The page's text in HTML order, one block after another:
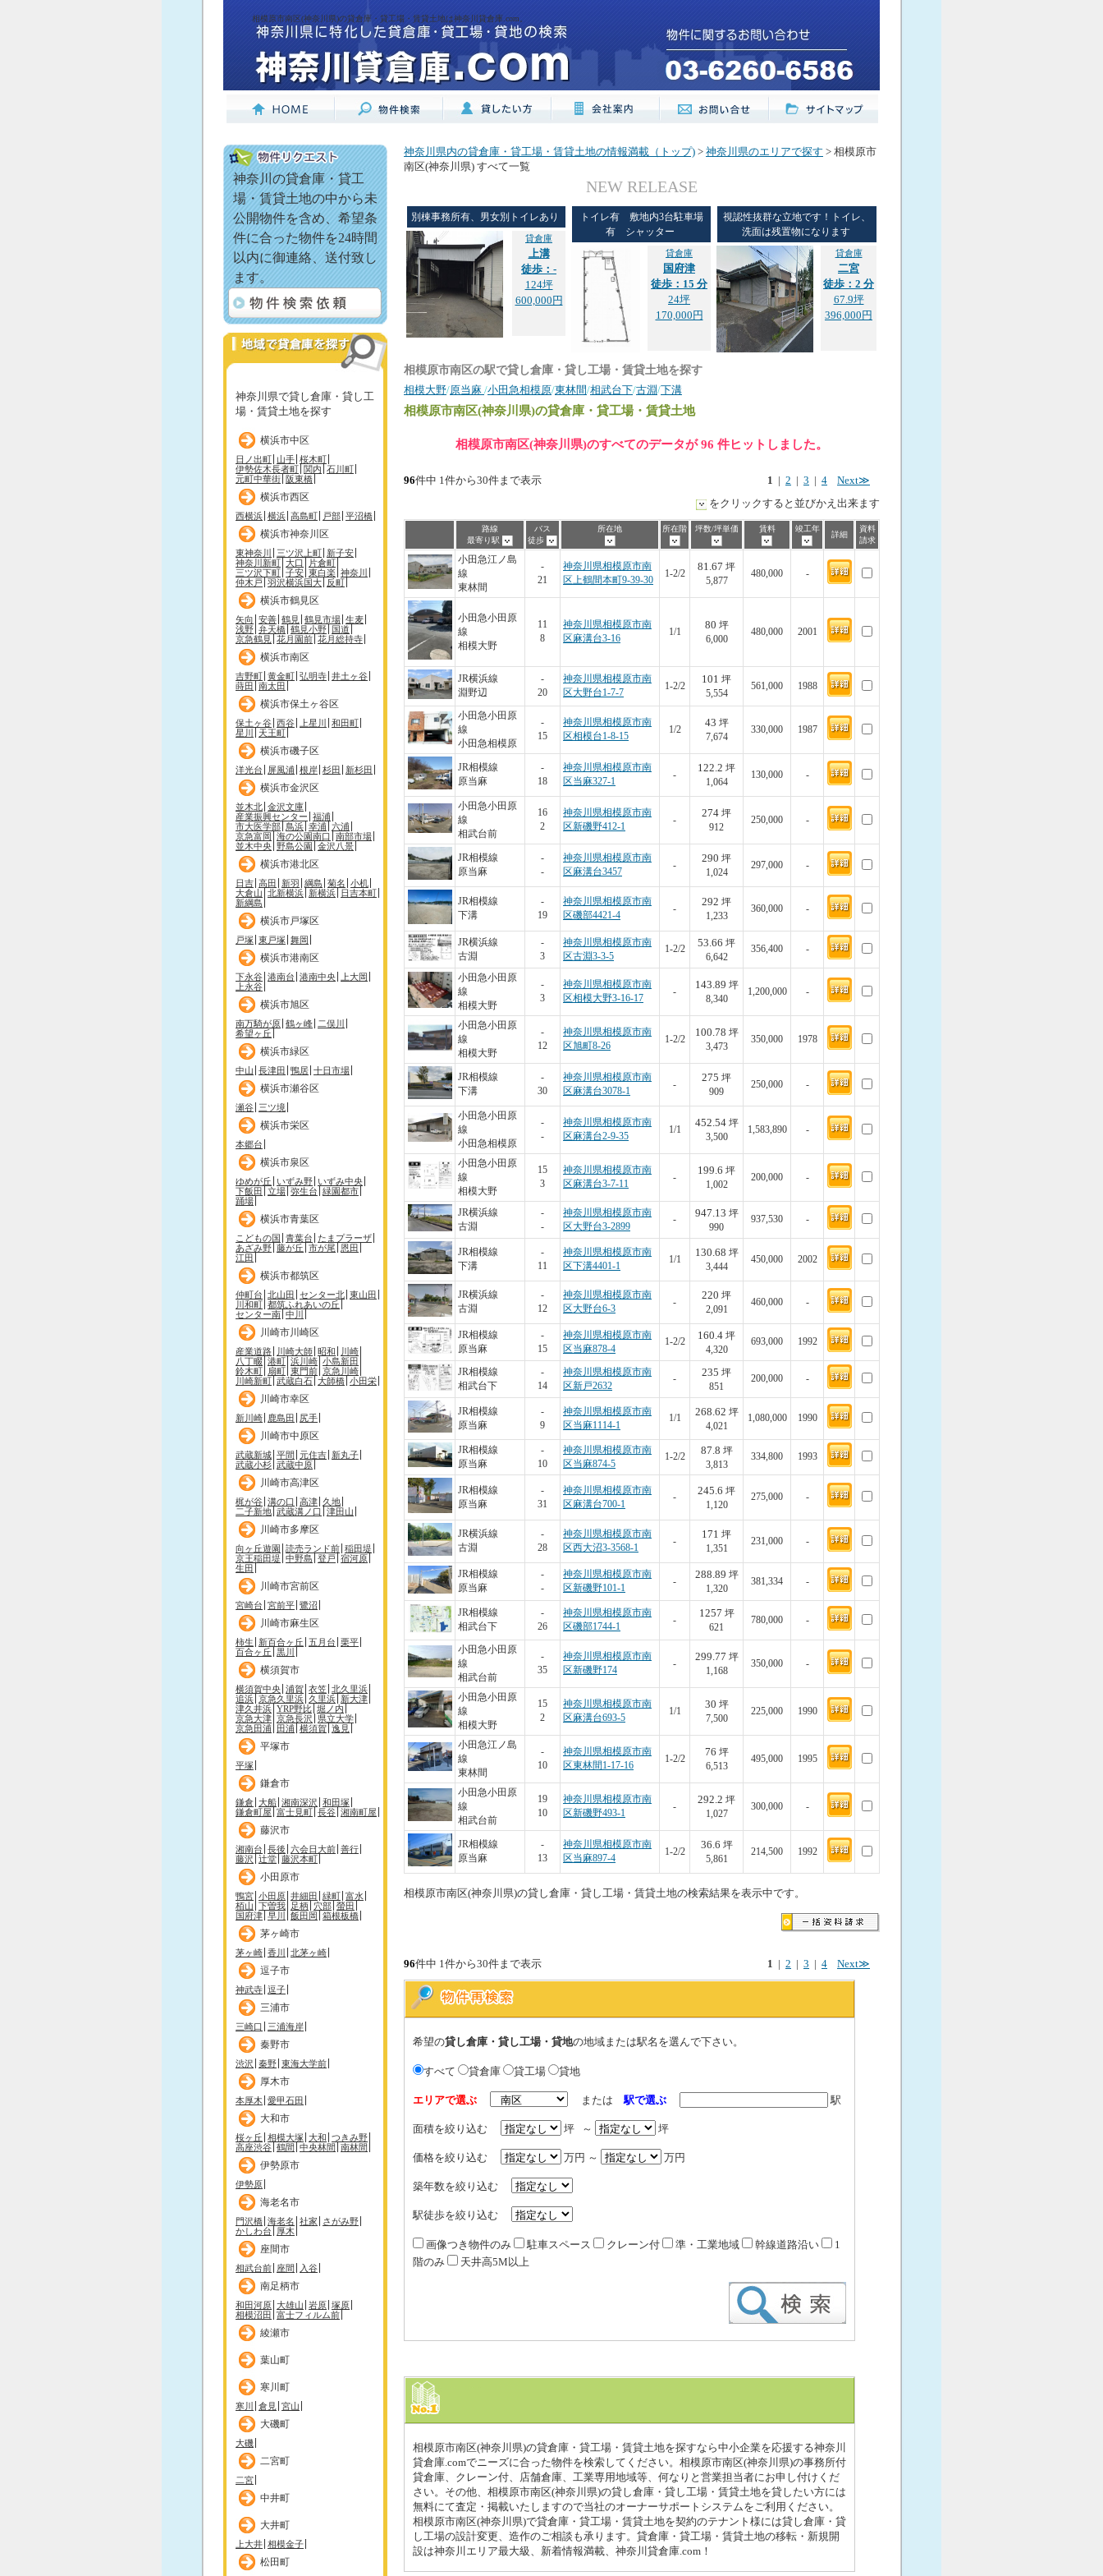
相模原市南区(神奈川県)の貸倉庫・貸工場・賃貸土地は神奈川貸倉庫.com。
神奈川の貸倉庫・貸工
場・賃貸土地の中から未
公開物件を含め、希望条
件に合った物件を24時間
以内に御連絡、送付致し
ます。
神奈川県で貸し倉庫・貸し工
場・賃貸土地を探す
横浜市中区
日ノ出町 山手 桜木町
伊勢佐木長者町 関内 石川町
元町中華街 阪東橋
横浜市西区
西横浜 横浜 高島町 戸部 平沼橋
横浜市神奈川区
東神奈川 三ツ沢上町 新子安
神奈川新町 大口
片倉町
三ツ沢下町 子安 東白楽 神奈川
仲木戸 羽沢横浜国大 反町
横浜市鶴見区
矢向 安善 鶴見 鶴見市場 生麦
浅野 弁天橋 鶴見小野
国道
京急鶴見
花月園前 花月総持寺
横浜市南区
吉野町 黄金町 弘明寺 井土ヶ谷
蒔田 南太田
横浜市保土ヶ谷区
保土ヶ谷 西谷 上星川
和田町
星川
天王町
横浜市磯子区
洋光台 屏風浦 根岸 杉田 新杉田
横浜市金沢区
並木北 金沢文庫
産業振興センター 福浦
市大医学部 鳥浜 幸浦 六浦
京急富岡 海の公園南口
南部市場
並木中央 野島公園 金沢八景
横浜市港北区
日吉 高田 新羽 綱島 菊名 小机
大倉山 北新横浜 新横浜 日吉本町
新綱島
横浜市戸塚区
戸塚 東戸塚 舞岡
横浜市港南区
下永谷 港南台 港南中央
上大岡
上永谷
横浜市旭区
南万騎が原 鶴ヶ峰 二俣川
希望ヶ丘
横浜市緑区
中山 長津田 鴨居 十日市場
横浜市瀬谷区
瀬谷 三ツ境
横浜市栄区
本郷台
横浜市泉区
ゆめが丘 いずみ野 いずみ中央
下飯田 立場 弥生台 緑園都市
踊場
横浜市青葉区
こどもの国 青葉台 たまプラーザ
あざみ野 藤が丘 市が尾
恩田
江田
横浜市都筑区
仲町台 北山田 センター北 東山田
川和町 都筑ふれあいの丘
センター南 中川
川崎市川崎区
産業道路 川崎大師 昭和
川崎
八丁畷 港町 浜川崎 小島新田
鈴木町 扇町 東門前 京急川崎
川崎新町 武蔵白石 大師橋 小田栄
川崎市幸区
新川崎 鹿島田 尻手
川崎市中原区
武蔵新城 平間 元住吉 新丸子
武蔵小杉 武蔵中原
川崎市高津区
梶が谷 溝の口 高津 久地
二子新地 武蔵溝ノ口 津田山
川崎市多摩区
向ヶ丘遊園 読売ランド前 稲田堤
京王稲田堤 中野島 登戸 宿河原
生田
川崎市宮前区
宮崎台 宮前平 鷺沼
川崎市麻生区
柿生 新百合ヶ丘 五月台 栗平
百合ヶ丘 黒川
横須賀市
横須賀中央 浦賀 衣笠 北久里浜
追浜 京急久里浜 久里浜 新大津
津久井浜 YRP野比 堀ノ内
京急大津 京急長沢
県立大学
京急田浦
田浦 横須賀 逸見
平塚市
平塚
鎌倉市
鎌倉 大船 湘南深沢 和田塚
鎌倉町屋 富士見町 長谷 湘南町屋
藤沢市
湘南台 長後 六会日大前 善行
藤沢 辻堂 藤沢本町
小田原市
鴨宮 小田原 井細田 緑町 富水
栢山 下曽我 足柄 穴部 螢田
国府津 早川 飯田岡 箱根板橋
茅ヶ崎市
茅ヶ崎 香川 北茅ヶ崎
逗子市
神武寺 逗子
三浦市
三崎口 三浦海岸
秦野市
渋沢 秦野 東海大学前
厚木市
本厚木 愛甲石田
大和市
桜ヶ丘 相模大塚 大和 つきみ野
高座渋谷 鶴間 中央林間 南林間
伊勢原市
伊勢原
海老名市
門沢橋 海老名 社家
さがみ野
かしわ台
厚木
座間市
相武台前 座間 入谷
南足柄市
和田河原 大雄山 岩原 塚原
相模沼田 富士フィルム前
綾瀬市
葉山町
寒川町
寒川 倉見 宮山
大磯町
大磯
二宮町
二宮
中井町
大井町
上大井 相模金子
松田町
神奈川県内の貸倉庫・貸工場・賃貸土地の情報満載（トップ) > 神奈川県のエリアで探す > 相模原市
南区(神奈川県) すべて一覧
NEW RELEASE
別棟事務所有、男女別トイレあり
貸倉庫
上溝
徒歩：-
124坪
600,000円
トイレ有 敷地内3台駐車場
有 シャッター
貸倉庫
国府津
徒歩：15 分
24坪
170,000円
視認性抜群な立地です！トイレ、
洗面は残置物になります
貸倉庫
二宮
徒歩：2 分
67.9坪
396,000円
相模原市南区の駅で貸し倉庫・貸し工場・賃貸土地を探す
相模大野/原当麻 /小田急相模原/東林間/相武台下/古淵/下溝
相模原市南区(神奈川県)の貸倉庫・貸工場・賃貸土地
相模原市南区(神奈川県)のすべてのデータが 96 件ヒットしました。
1 2 3 4 Next≫
96件中 1件から30件まで表示
をクリックすると並びかえ出来ます
路線
最寄り駅
バス
徒歩
所在地 所在階 坪数/坪単価 賃料 竣工年
詳細
資料
請求
小田急江ノ島
線
東林間
-
21
神奈川県相模原市南
区上鶴間本町9-39-30
1-2/2
81.67 坪
5,877
480,000 -
小田急小田原
線
相模大野
11
8
神奈川県相模原市南
区麻溝台3-16
1/1
80 坪
6,000
480,000 2001
JR横浜線
淵野辺
-
20
神奈川県相模原市南
区大野台1-7-7
1-2/2
101 坪
5,554
561,000 1988
小田急小田原
線
小田急相模原
-
15
神奈川県相模原市南
区相模台1-8-15
1/2
43 坪
7,674
330,000 1987
JR相模線
原当麻
-
18
神奈川県相模原市南
区当麻327-1
-
122.2 坪
1,064
130,000 -
小田急小田原
線
相武台前
16
2
神奈川県相模原市南
区新磯野412-1
-
274 坪
912
250,000 -
JR相模線
原当麻
-
-
神奈川県相模原市南
区麻溝台3457
-
290 坪
1,024
297,000 -
JR相模線
下溝
-
19
神奈川県相模原市南
区磯部4421-4
-
292 坪
1,233
360,000 -
JR横浜線
古淵
-
3
神奈川県相模原市南
区古淵3-3-5
1-2/2
53.66 坪
6,642
356,400 -
小田急小田原
線
相模大野
-
3
神奈川県相模原市南
区相模大野3-16-17
-
143.89 坪
8,340
1,200,000 -
小田急小田原
線
相模大野
-
12
神奈川県相模原市南
区旭町8-26
1-2/2
100.78 坪
3,473
350,000 1978
JR相模線
下溝
-
30
神奈川県相模原市南
区麻溝台3078-1
-
275 坪
909
250,000 -
小田急小田原
線
小田急相模原
-
-
神奈川県相模原市南
区麻溝台2-9-35
1/1
452.54坪
3,500
1,583,890 -
小田急小田原
線
相模大野
15
3
神奈川県相模原市南
区麻溝台3-7-11
-
199.6 坪
1,002
200,000 -
JR横浜線
古淵
-
-
神奈川県相模原市南
区大野台3-2899
-
947.13 坪
990
937,530 -
JR相模線
下溝
-
11
神奈川県相模原市南
区下溝4401-1
1/1
130.68 坪
3,444
450,000 2002
JR横浜線
古淵
-
12
神奈川県相模原市南
区大野台6-3
-
220 坪
2,091
460,000 -
JR相模線
原当麻
-
15
神奈川県相模原市南
区当麻878-4
1-2/2
160.4 坪
4,320
693,000 1992
JR相模線
相武台下
-
14
神奈川県相模原市南
区新戸2632
-
235 坪
851
200,000 -
JR相模線
原当麻
-
9
神奈川県相模原市南
区当麻1114-1
1/1
268.62 坪
4,021
1,080,000 1990
JR相模線
原当麻
-
10
神奈川県相模原市南
区当麻874-5
1-2/2
87.8 坪
3,813
334,800 1993
JR相模線
原当麻
-
31
神奈川県相模原市南
区麻溝台700-1
-
245.6 坪
1,120
275,000 -
JR横浜線
古淵
-
28
神奈川県相模原市南
区西大沼3-3568-1
-
171 坪
1,351
231,000 -
JR相模線
原当麻
-
-
神奈川県相模原市南
区新磯野101-1
-
288.89 坪
1,320
381,334 -
JR相模線
相武台下
-
26
神奈川県相模原市南
区磯部1744-1
-
1257 坪
621
780,000 -
小田急小田原
線
相武台前
-
35
神奈川県相模原市南
区新磯野174
-
299.77 坪
1,168
350,000 -
小田急小田原
線
相模大野
15
2
神奈川県相模原市南
区麻溝台693-5
1/1
30 坪
7,500
225,000 1990
小田急江ノ島
線
東林間
-
10
神奈川県相模原市南
区東林間1-17-16
1-2/2
76 坪
6,513
495,000 1995
小田急小田原
線
相武台前
19
10
神奈川県相模原市南
区新磯野493-1
-
292.2 坪
1,027
300,000 -
JR相模線
原当麻
-
13
神奈川県相模原市南
区当麻897-4
1-2/2
36.6 坪
5,861
214,500 1992
相模原市南区(神奈川県)の貸し倉庫・貸し工場・賃貸土地の検索結果を表示中です。
1 2 3 4 Next≫
96件中 1件から30件まで表示
希望の貸し倉庫・貸し工場・貸地の地域または駅名を選んで下さい。
すべて 貸倉庫 貸工場 貸地
エリアで選ぶ または駅で選ぶ 駅
面積を絞り込む 坪 ～ 坪
価格を絞り込む 万円 ～ 万円
築年数を絞り込む
駅徒歩を絞り込む
画像つき物件のみ 駐車スペース クレーン付 準・工業地域 幹線道路沿い
1
階のみ
天井高5M以上
相模原市南区(神奈川県)の貸倉庫・貸工場・賃貸土地を探すなら中小企業を応援する神奈川
貸倉庫.comでニーズに合った物件を検索してください。相模原市南区(神奈川県)の事務所付
貸倉庫、クレーン付、店舗倉庫、工業専用地域等、何なりと営業担当者にお申し付けくだ
さい。その他、相模原市南区(神奈川県)の貸し倉庫・貸し工場・賃貸土地を貸したい方には
無料にて査定・掲載いたしますので当社のオーナーサポートシステムをご利用ください。
相模原市南区(神奈川県)で貸倉庫・貸工場・賃貸土地を契約のテナント様には貸し倉庫・貸
し工場の設計変更、造作のご相談も承ります。貸倉庫・貸工場・賃貸土地の移転・新規開
設は神奈川エリア最大級、新着情報満載、神奈川貸倉庫.com！